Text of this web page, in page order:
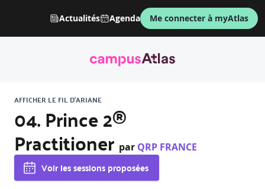
Actualités Agenda Me connecter à myAtlas
AFFICHER LE FIL D'ARIANE
04. Prince 2®
Practitioner par QRP FRANCE
Voir les sessions proposées